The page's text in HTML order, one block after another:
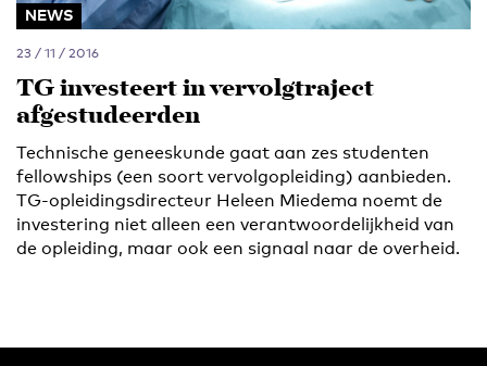
NEWS
23 / 11 / 2016
TG investeert in vervolgtraject
afgestudeerden
Technische geneeskunde gaat aan zes studenten
fellowships (een soort vervolgopleiding) aanbieden.
TG-opleidingsdirecteur Heleen Miedema noemt de
investering niet alleen een verantwoordelijkheid van
de opleiding, maar ook een signaal naar de overheid.